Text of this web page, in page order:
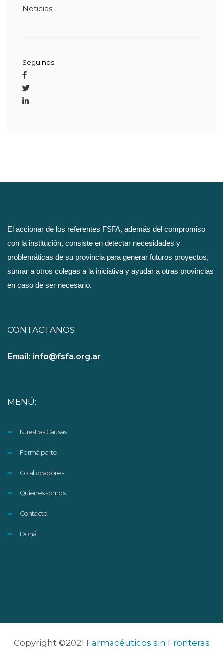
Noticias
Seguinos:
El accionar de los referentes FSFA, además del compromiso
con la institución, consiste en detectar necesidades y
problemáticas de su provincia para generar futuros proyectos,
sumar a otros colegas a la iniciativa y ayudar a otras provincias
en caso de ser necesario.
CONTACTANOS
Email: info@fsfa.org.ar
MENÚ:
Nuestras Causas
Formá parte
Colaboradores
Quienes somos
Contacto
Doná
Copyright ©2021 Farmacéuticos sin Fronteras